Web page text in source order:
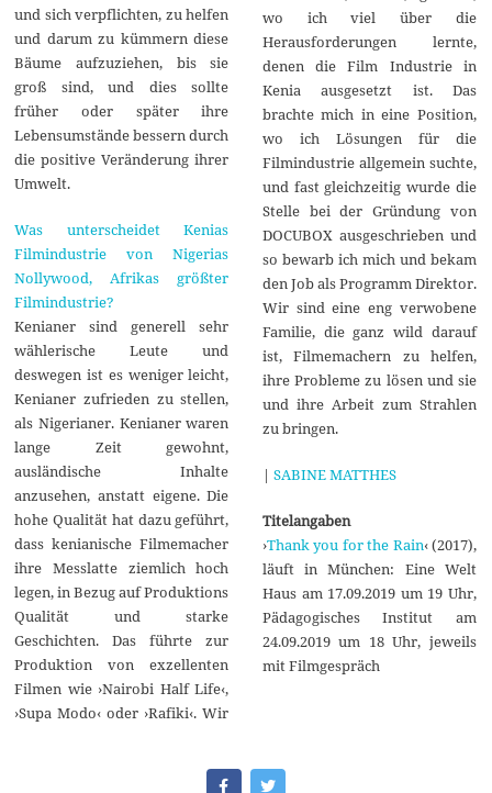
und sich verpflichten, zu helfen
und darum zu kümmern diese
Bäume aufzuziehen, bis sie
groß sind, und dies sollte
früher oder später ihre
Lebensumstände bessern durch
die positive Veränderung ihrer
Umwelt.
Was unterscheidet Kenias
Filmindustrie von Nigerias
Nollywood, Afrikas größter
Filmindustrie?
Kenianer sind generell sehr
wählerische Leute und
deswegen ist es weniger leicht,
Kenianer zufrieden zu stellen,
als Nigerianer. Kenianer waren
lange Zeit gewohnt,
ausländische Inhalte
anzusehen, anstatt eigene. Die
hohe Qualität hat dazu geführt,
dass kenianische Filmemacher
ihre Messlatte ziemlich hoch
legen, in Bezug auf Produktions
Qualität und starke
Geschichten. Das führte zur
Produktion von exzellenten
Filmen wie ›Nairobi Half Life‹,
›Supa Modo‹ oder ›Rafiki‹. Wir
wo ich viel über die
Herausforderungen lernte,
denen die Film Industrie in
Kenia ausgesetzt ist. Das
brachte mich in eine Position,
wo ich Lösungen für die
Filmindustrie allgemein suchte,
und fast gleichzeitig wurde die
Stelle bei der Gründung von
DOCUBOX ausgeschrieben und
so bewarb ich mich und bekam
den Job als Programm Direktor.
Wir sind eine eng verwobene
Familie, die ganz wild darauf
ist, Filmemachern zu helfen,
ihre Probleme zu lösen und sie
und ihre Arbeit zum Strahlen
zu bringen.
| SABINE MATTHES
Titelangaben
›Thank you for the Rain‹ (2017),
läuft in München: Eine Welt
Haus am 17.09.2019 um 19 Uhr,
Pädagogisches Institut am
24.09.2019 um 18 Uhr, jeweils
mit Filmgespräch